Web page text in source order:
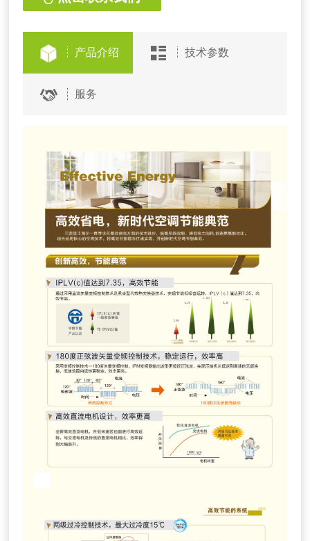
产品介绍 技术参数
服务